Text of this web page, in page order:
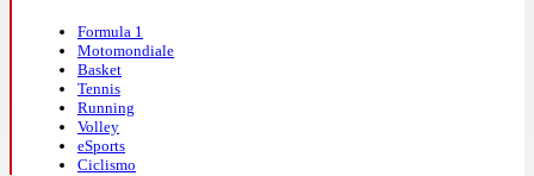
Formula 1
Motomondiale
Basket
Tennis
Running
Volley
eSports
Ciclismo